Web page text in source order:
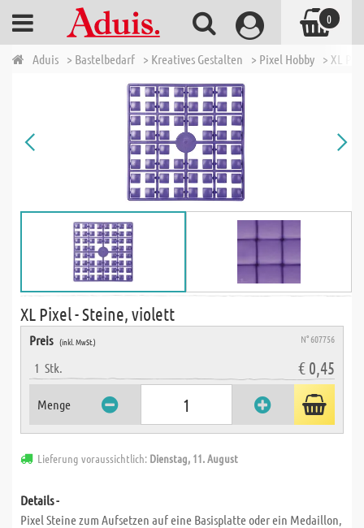
Aduis > Bastelbedarf > Kreatives Gestalten > Pixel Hobby > XL
XL Pixel - Steine, violett
Preis (inkl. MwSt.) N° 607756
1 Stk. € 0,45
Menge
Lieferung voraussichtlich: Dienstag, 11. August
Details -
Pixel Steine zum Aufsetzen auf eine Basisplatte oder ein Medaillon,
0